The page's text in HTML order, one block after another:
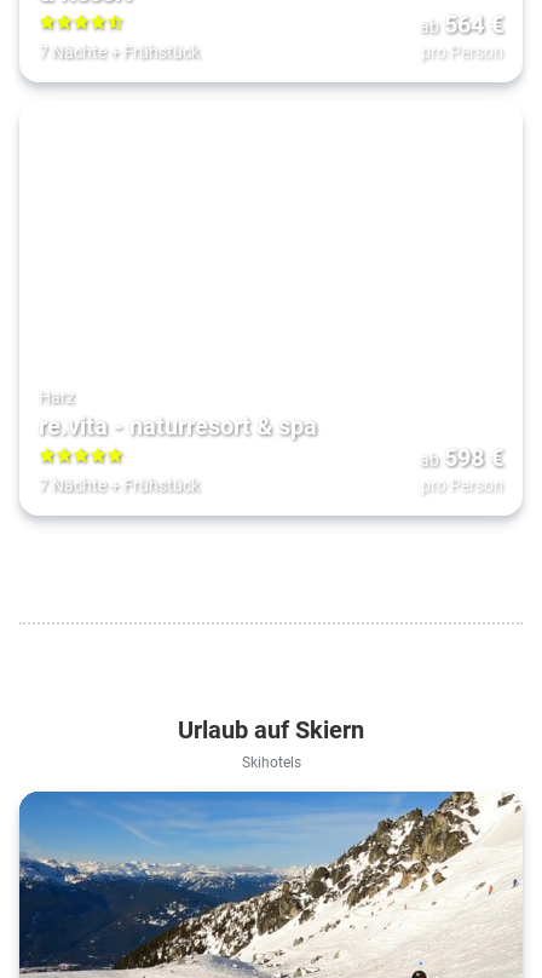
4.5
7 Nächte+ Frühstück
ab 564€
pro Person
Harz
re.vita - naturresort & spa
5
7 Nächte+ Frühstück
ab 598€
pro Person
Urlaub auf Skiern
Skihotels